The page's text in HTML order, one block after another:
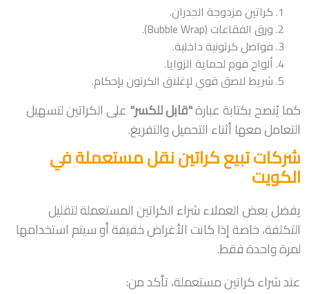
كراتين مزدوجة الجدران.
ورق الفقاعات (Bubble Wrap).
فواصل كرتونية داخلية.
ألواح فوم لحماية الزوايا.
شريط لاصق قوي لإغلاق الكرتون بإحكام.
كما يُنصح بكتابة عبارة"قابل للكسر" على الكراتين لتسهيل
التعامل معها أثناء التحميل والتفريغ.
شركات تبيع كراتين نقل مستعملة في
الكويت
يفضل بعض العملاء شراء الكراتين المستعملة لتقليل
التكلفة، خاصة إذا كانت الأغراض خفيفة أو سيتم استخدامها
لمرة واحدة فقط.
عند شراء كراتين مستعملة، تأكد من: